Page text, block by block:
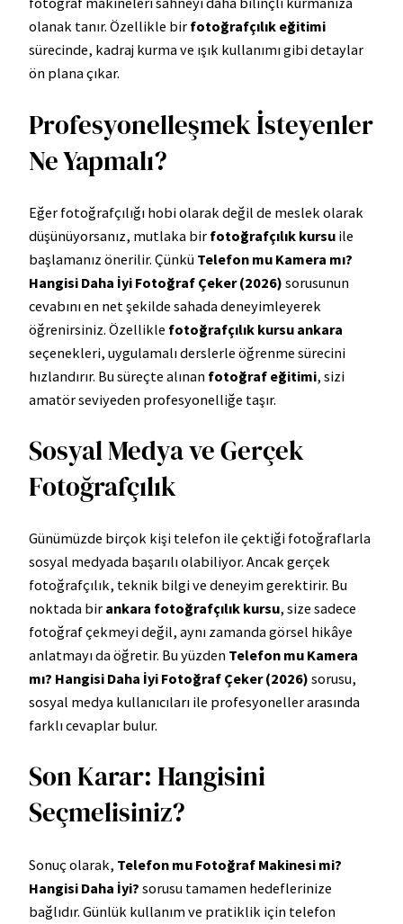
olanak tanır. Özellikle bir fotoğrafçılık eğitimi
sürecinde, kadraj kurma ve ışık kullanımı gibi detaylar
ön plana çıkar.
Profesyonelleşmek İsteyenler
Ne Yapmalı?
Eğer fotoğrafçılığı hobi olarak değil de meslek olarak
düşünüyorsanız, mutlaka bir fotoğrafçılık kursu ile
başlamanız önerilir. Çünkü Telefon mu Kamera mı?
Hangisi Daha İyi Fotoğraf Çeker (2026) sorusunun
cevabını en net şekilde sahada deneyimleyerek
öğrenirsiniz. Özellikle fotoğrafçılık kursu ankara
seçenekleri, uygulamalı derslerle öğrenme sürecini
hızlandırır. Bu süreçte alınan fotoğraf eğitimi, sizi
amatör seviyeden profesyonelliğe taşır.
Sosyal Medya ve Gerçek
Fotoğrafçılık
Günümüzde birçok kişi telefon ile çektiği fotoğraflarla
sosyal medyada başarılı olabiliyor. Ancak gerçek
fotoğrafçılık, teknik bilgi ve deneyim gerektirir. Bu
noktada bir ankara fotoğrafçılık kursu, size sadece
fotoğraf çekmeyi değil, aynı zamanda görsel hikâye
anlatmayı da öğretir. Bu yüzden Telefon mu Kamera
mı? Hangisi Daha İyi Fotoğraf Çeker (2026) sorusu,
sosyal medya kullanıcıları ile profesyoneller arasında
farklı cevaplar bulur.
Son Karar: Hangisini
Seçmelisiniz?
Sonuç olarak, Telefon mu Fotoğraf Makinesi mi?
Hangisi Daha İyi? sorusu tamamen hedeflerinize
bağlıdır. Günlük kullanım ve pratiklik için telefon